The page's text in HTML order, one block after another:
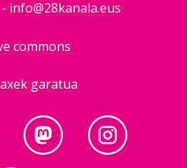
info@28kanala.eus
garatua